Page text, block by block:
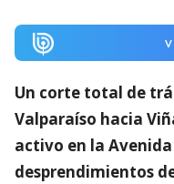
Un corte total de
Valparaíso hacia
activo en la Avenida
desprendimientos